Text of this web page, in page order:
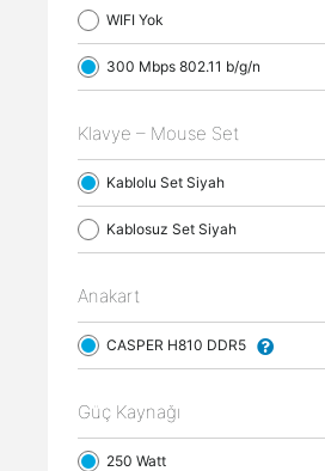
WIFI Yok
300 Mbps 802.11 b/g/n
Klavye – Mouse Set
Kablolu Set Siyah
Kablosuz Set Siyah
Anakart
CASPER H810 DDR5
Güç Kaynağı
250 Watt